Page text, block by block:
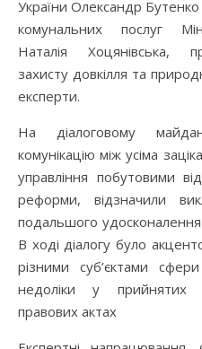
України Олександр
комунальних послуг
Наталія Хоцянівська,
захисту довкілля та
експерти.
На діалоговому
комунікацію між усіма
управління побутовими
реформи, відзначили
подальшого
В ході діалогу було
різними суб’єктами
недоліки у прийнятих
правових актах